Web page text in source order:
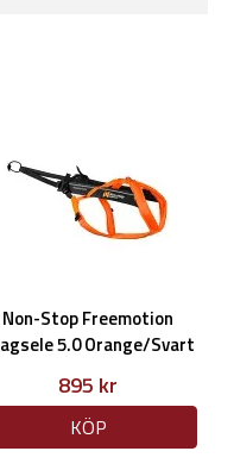
Non-Stop Freemotion
5.0 Orange/Svart
895 kr
KÖP